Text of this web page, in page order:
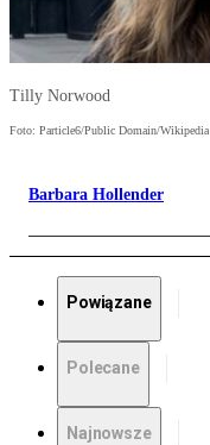
Tilly Norwood
Foto: Particle6/Public Domain/Wikipedia
Barbara Hollender
Powiązane
Polecane
Najnowsze